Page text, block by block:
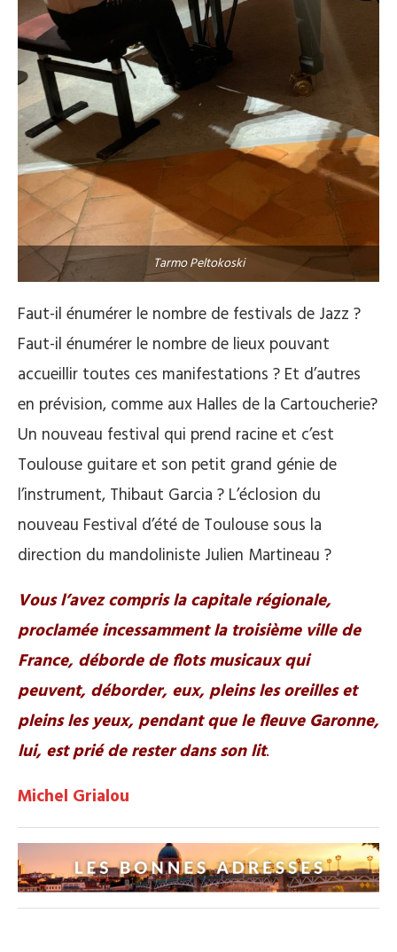
Tarmo Peltokoski
Faut-il énumérer le nombre de festivals de Jazz ?
Faut-il énumérer le nombre de lieux pouvant
accueillir toutes ces manifestations ? Et d’autres
en prévision, comme aux Halles de la Cartoucherie?
Un nouveau festival qui prend racine et c’est
Toulouse guitare et son petit grand génie de
l’instrument, Thibaut Garcia ? L’éclosion du
nouveau Festival d’été de Toulouse sous la
direction du mandoliniste Julien Martineau ?
Vous l’avez compris la capitale régionale,
proclamée incessamment la troisième ville de
France, déborde de flots musicaux qui
peuvent, déborder, eux, pleins les oreilles et
pleins les yeux, pendant que le fleuve Garonne,
lui, est prié de rester dans son lit.
Michel Grialou